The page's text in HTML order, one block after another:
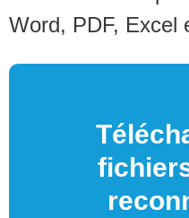
Word, PDF, Excel